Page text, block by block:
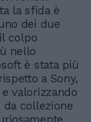
la sfida è
dei due
colpo
nello
è stata più
a Sony,
valorizzando
da collezione